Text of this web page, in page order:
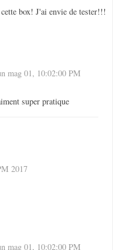
box! J'ai envie de tester!!!
mag 01, 10:02:00 PM
super pratique
2017
mag 01, 10:02:00 PM